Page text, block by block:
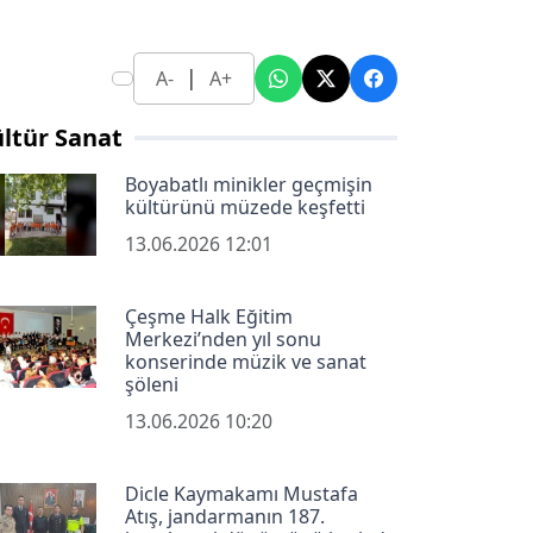
A- | A+
Sanat
Boyabatlı minikler geçmişin
kültürünü müzede keşfetti
13.06.2026 12:01
Çeşme Halk Eğitim
Merkezi’nden yıl sonu
konserinde müzik ve sanat
şöleni
13.06.2026 10:20
Dicle Kaymakamı Mustafa
Atış, jandarmanın 187.